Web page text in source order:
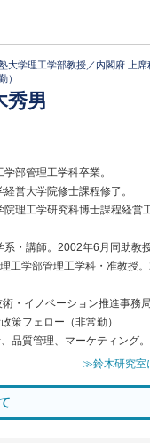
大学理工学部教授／内閣府 上
）
秀男
部管理工学科卒業。
営大学院修士課程修了。
理工学研究科博士課程経営
・講師。2002年6月同助教授
工学部管理工学科・准教授
・イノベーション推進事務
策フェロー（非常勤）
品質管理、マーケティング。
≫鈴木研究室